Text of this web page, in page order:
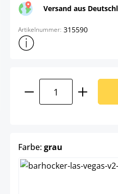
Versand aus
Artikelnummer: 315590
Weitere
Produkt Anzahl:
Farbe:grau